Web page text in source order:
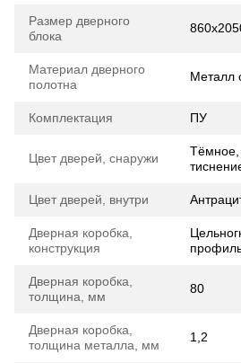
Размер дверного
блока
Материал дверного
полотна
Металл
Комплектация ПУ
Цвет дверей, снаружи
Тёмное,
Цвет дверей, внутри
Дверная коробка,
конструкция
Дверная коробка,
толщина, мм
80
Дверная коробка,
толщина металла, мм
1,2